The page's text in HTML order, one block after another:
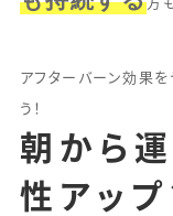
方
アフターバーン効果を
う！
朝から
性アップ